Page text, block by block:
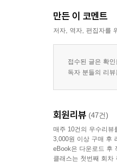
만든 이 코멘트
저자, 역자, 편집자를
접수된 글은 확
독자 분들의 리
회원리뷰 (47건)
매주 10건의 우수리뷰
3,000원 이상 구매 후
eBook은 다운로드 후
클래스는 첫번째 회차